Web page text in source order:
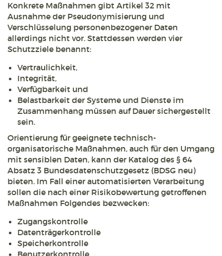
Konkrete Maßnahmen gibt Artikel 32 mit
Ausnahme der Pseudonymisierung und
Verschlüsselung personenbezogener Daten
allerdings nicht vor. Stattdessen werden vier
Schutzziele benannt:
Vertraulichkeit,
Integrität,
Verfügbarkeit und
Belastbarkeit der Systeme und Dienste im
Zusammenhang müssen auf Dauer sichergestellt
sein.
Orientierung für geeignete technisch-
organisatorische Maßnahmen, auch für den Umgang
mit sensiblen Daten, kann der Katalog des § 64
Absatz 3 Bundesdatenschutzgesetz (BDSG neu)
bieten. Im Fall einer automatisierten Verarbeitung
sollen die nach einer Risikobewertung getroffenen
Maßnahmen Folgendes bezwecken:
Zugangskontrolle
Datenträgerkontrolle
Speicherkontrolle